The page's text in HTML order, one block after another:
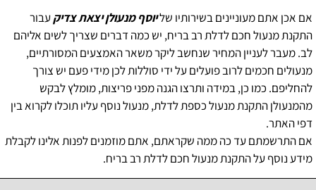
אם אכן אתם מעוניינים בשירותיו שליוסף מנעולן יצאת צדיקעבור
התקנת מנעול חכם לדלת רב בריח, יש כמה דברים שצריך לשים אליהם
לב. מעבר לעניין המחיר שנחשב ליקר משאר האמצעים המסורתיים,
מנעולים חכמים לרוב פועלים על ידי סוללות לכן מידי פעם יש צורך
להחליפם. כמו כן, במידה ותרצו הגנה מפני פריצות, מומלץ לבקש
מהמנעולן התקנת מנעול כספת לדלת, מנעול נוסף עליו תוכלו לקרוא בין
דפי האתר.
אם התרשמתם עד כה ממה שקראתם, אתם מוזמנים לפנות אלינו לקבלת
מידע נוסף על התקנת מנעול חכם לדלת רב בריח.